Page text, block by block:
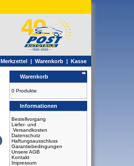
Merkzettel| Warenkorb| Kasse
Warenkorb
0 Produkte
Informationen
Bestellvorgang
Liefer- und
Versandkosten
Datenschutz
Haftungsausschluss
Garantiebedingungen
Unsere AGB
Kontakt
Impressum